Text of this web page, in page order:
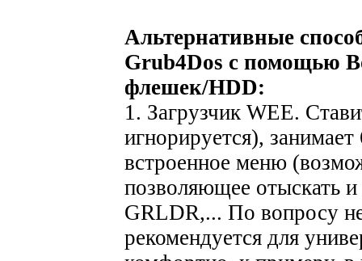
Альтернативные
Grub4Dos с помощью
флешек/HDD:
1. Загрузчик WEE.
игнорируется),
встроенное меню
позволяющее отыскать
GRLDR,... По вопросу
рекомендуется для